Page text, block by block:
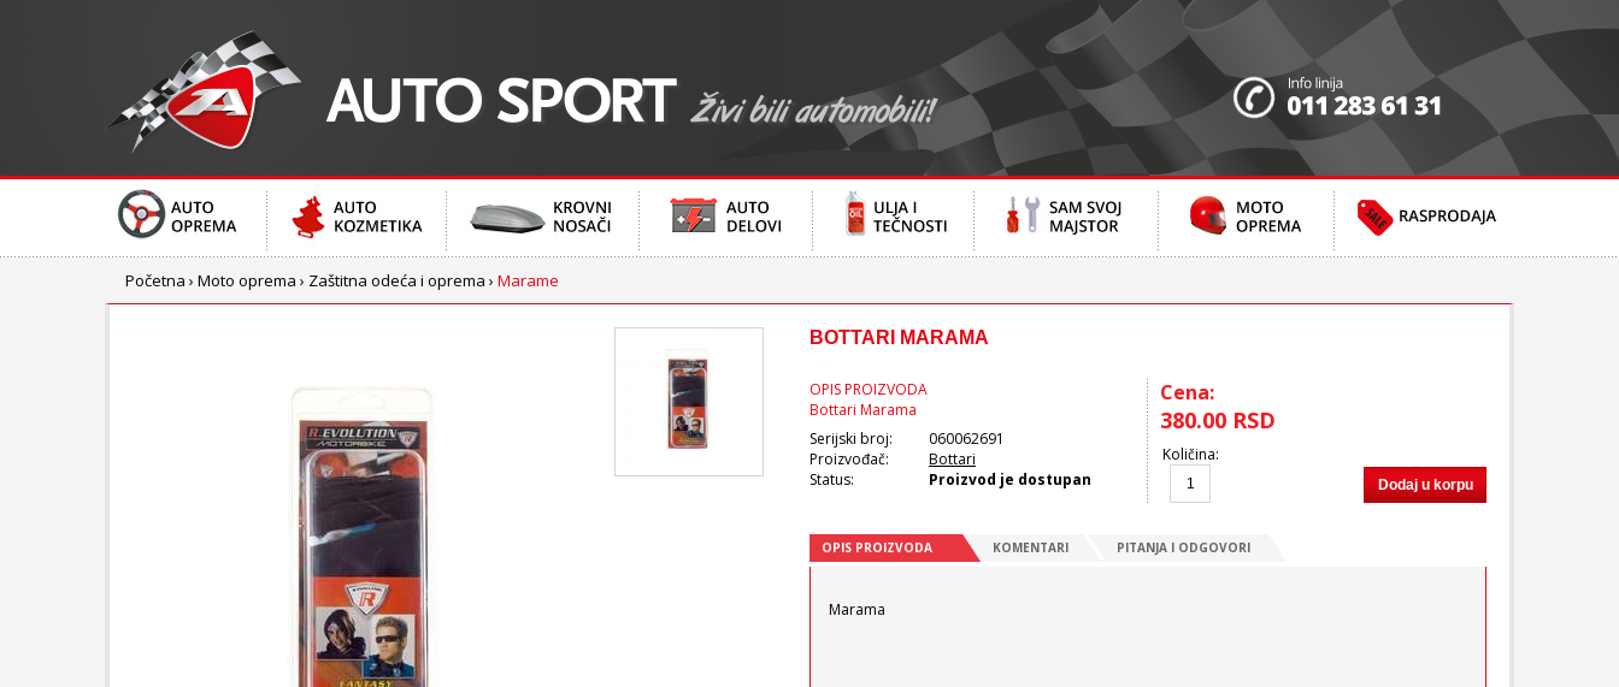
Početna › Moto oprema › Zaštitna odeća i oprema › Marame
BOTTARI MARAMA
OPIS PROIZVODA
Bottari Marama
Serijski broj:
060062691
Proizvođač:
Bottari
Status:
Proizvod je dostupan
Cena:
380.00 RSD
Količina:
Dodaj u korpu
OPIS PROIZVODA KOMENTARI PITANJA I ODGOVORI
Marama